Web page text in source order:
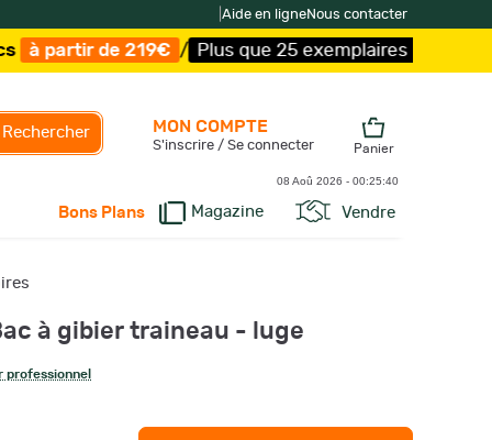
Aide en ligneNous contacter
/ Plus que 25 exemplaires ! /Livraison offerte et
Rechercher
Bons Plans Magazine Vendre
MON COMPTE
S'inscrire / Se connecter Panier
08 Aoû 2026 - 00:25:41
à gibier traineau - luge
professionnel